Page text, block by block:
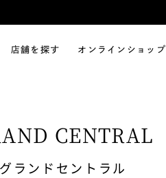
店舗を探す オンラインショップ
CENTRAL
ランドセントラル